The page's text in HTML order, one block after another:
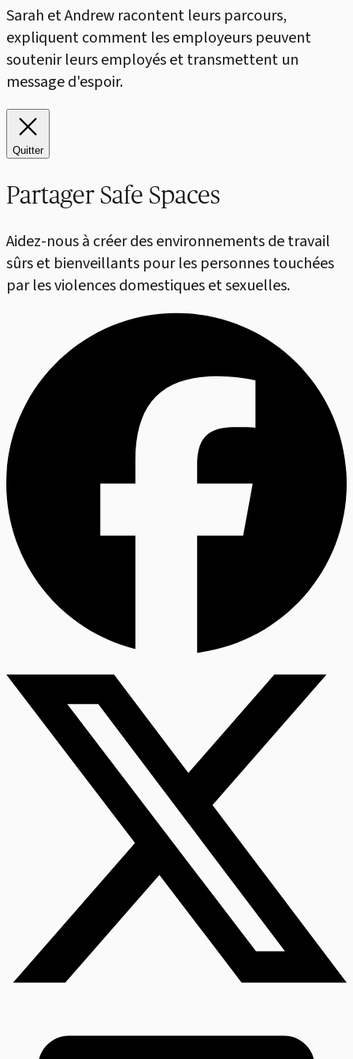
Sarah et Andrew racontent leurs parcours,
expliquent comment les employeurs peuvent
soutenir leurs employés et transmettent un
message d'espoir.
Quitter
Partager Safe Spaces
Aidez-nous à créer des environnements de travail
sûrs et bienveillants pour les personnes touchées
par les violences domestiques et sexuelles.